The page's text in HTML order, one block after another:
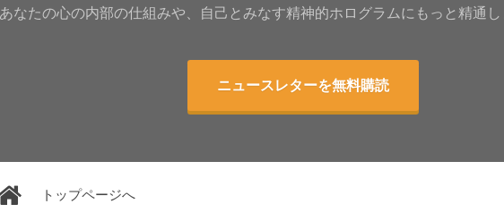
あなたの心の内部の仕組みや、自己とみなす精神的ホログラムにもっと精通し
ニュースレターを無料購読
トップページへ